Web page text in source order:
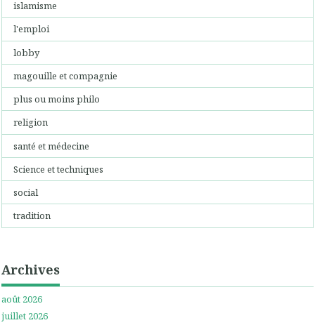
islamisme
l'emploi
lobby
magouille et compagnie
plus ou moins philo
religion
santé et médecine
Science et techniques
social
tradition
Archives
août 2026
juillet 2026